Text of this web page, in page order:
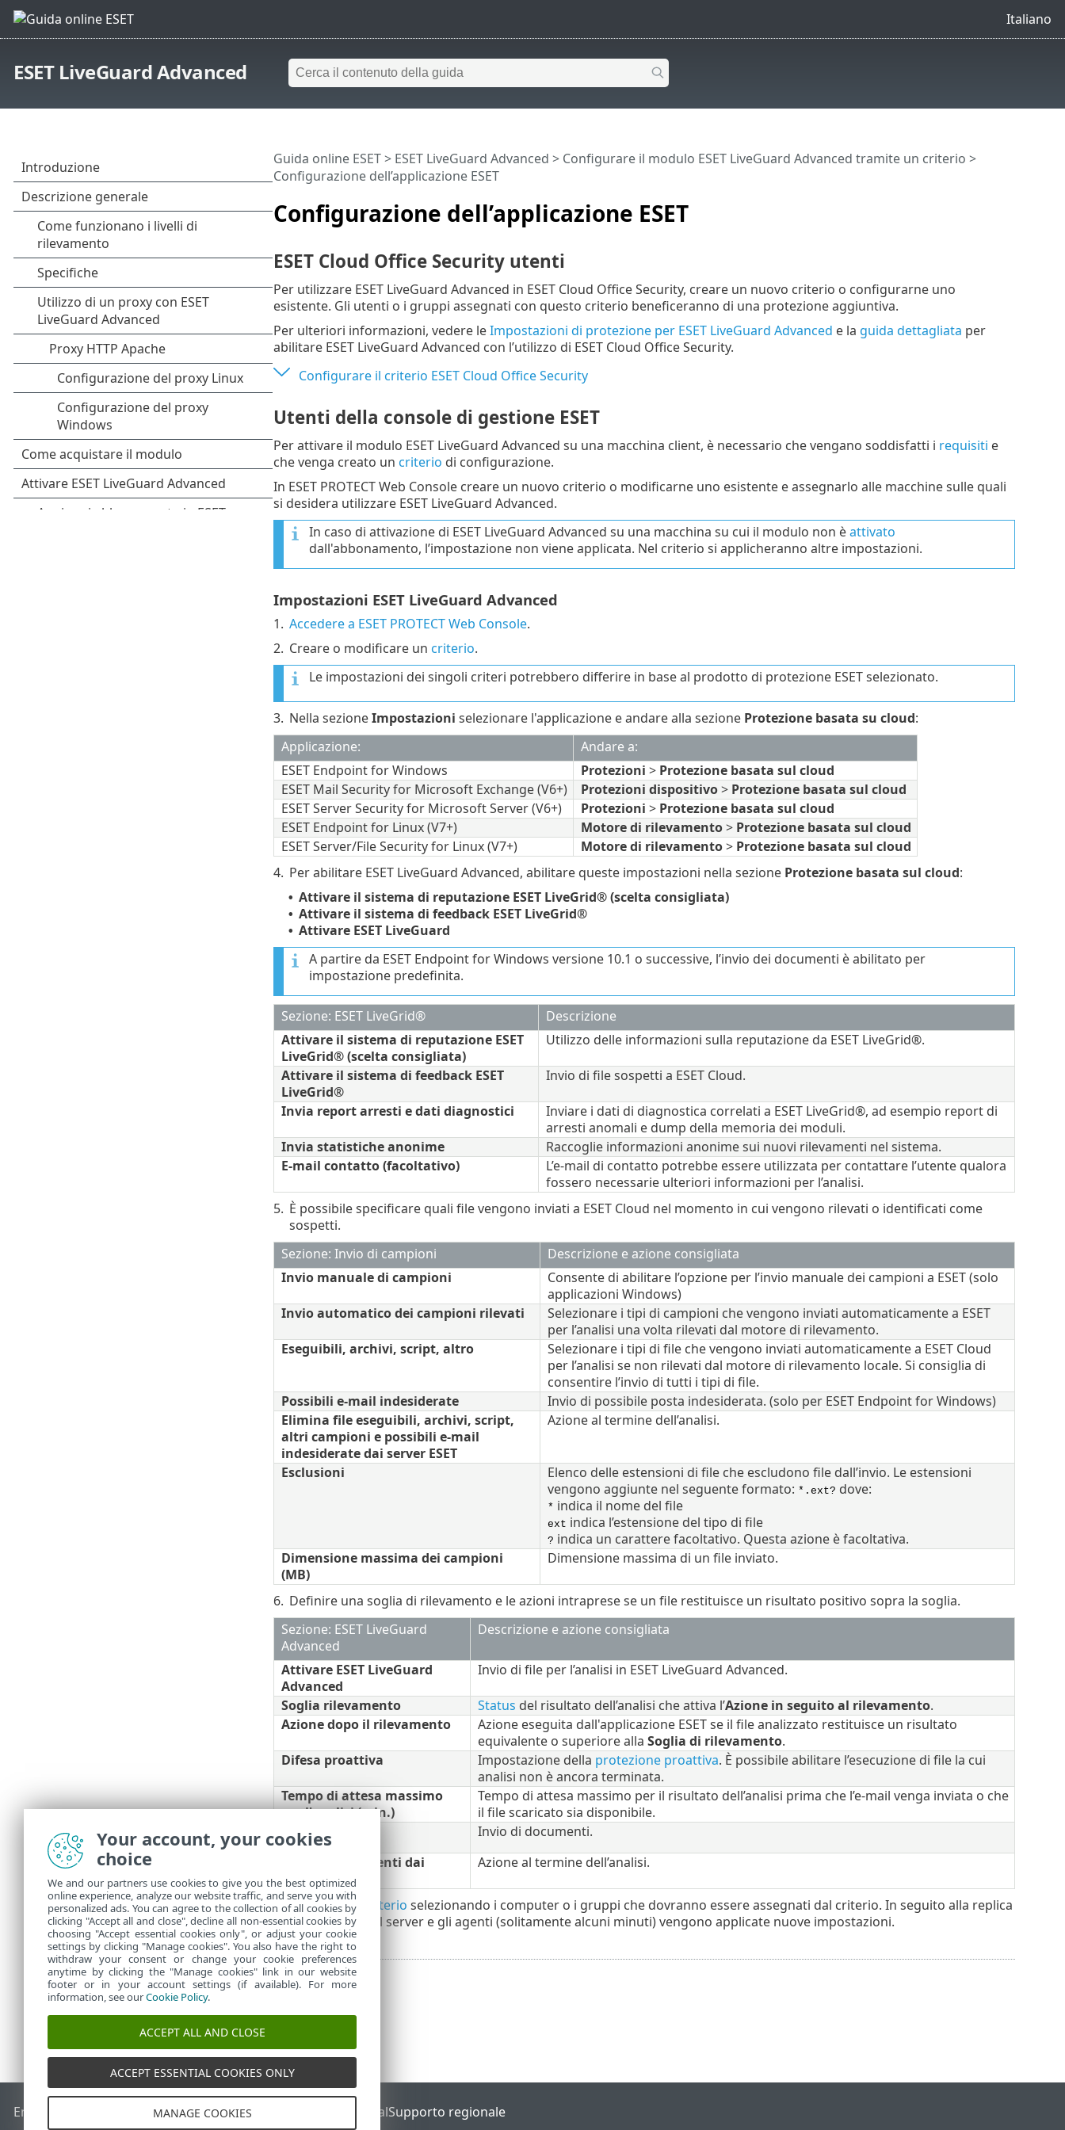
Italiano
ESET LiveGuard Advanced
Configurazione dell’applicazione ESET
Guida online ESET> ESET LiveGuard Advanced > Configurare il modulo ESET LiveGuard Advanced tramite un criterio >
Configurazione dell’applicazione ESET
ESET Cloud Office Security utenti
Per utilizzare ESET LiveGuard Advanced in ESET Cloud Office Security, creare un nuovo criterio o configurarne uno
esistente. Gli utenti o i gruppi assegnati con questo criterio beneficeranno di una protezione aggiuntiva.
Per ulteriori informazioni, vedere leImpostazioni di protezione per ESET LiveGuard Advanced e la guida dettagliata per
abilitare ESET LiveGuard Advanced con l’utilizzo di ESET Cloud Office Security.
Configurare il criterio ESET Cloud Office Security
Utenti della console di gestione ESET
Per attivare il modulo ESET LiveGuard Advanced su una macchina client, è necessario che vengano soddisfatti i requisiti e
che venga creato un criterio di configurazione.
In ESET PROTECT Web Console creare un nuovo criterio o modificarne uno esistente e assegnarlo alle macchine sulle quali
si desidera utilizzare ESET LiveGuard Advanced.
In caso di attivazione di ESET LiveGuard Advanced su una macchina su cui il modulo non èattivato
dall'abbonamento, l’impostazione non viene applicata. Nel criterio si applicheranno altre impostazioni.
Impostazioni ESET LiveGuard Advanced
1. Accedere a ESET PROTECT Web Console.
2. Creare o modificare un criterio.
Le impostazioni dei singoli criteri potrebbero differire in base al prodotto di protezione ESET selezionato.
3. Nella sezioneImpostazioni selezionare l'applicazione e andare alla sezione Protezione basata su cloud:
Applicazione:
Andare a:
ESET Endpoint for Windows
Protezioni > Protezione basata sul cloud
ESET Mail Security for Microsoft Exchange (V6+)
Protezioni dispositivo> Protezione basata sul cloud
ESET Server Security for Microsoft Server (V6+)
Protezioni > Protezione basata sul cloud
ESET Endpoint for Linux (V7+)
Motore di rilevamento> Protezione basata sul cloud
ESET Server/File Security for Linux (V7+)
Motore di rilevamento> Protezione basata sul cloud
4. Per abilitare ESET LiveGuard Advanced, abilitare queste impostazioni nella sezione Protezione basata sul cloud:
• Attivare il sistema di reputazione ESET LiveGrid® (scelta consigliata)
• Attivare il sistema di feedback ESET LiveGrid®
• Attivare ESET LiveGuard
A partire da ESET Endpoint for Windows versione 10.1 o successive, l’invio dei documenti è abilitato per
impostazione predefinita.
Sezione: ESET LiveGrid®
Descrizione
Attivare il sistema di reputazione ESET
LiveGrid® (scelta consigliata)
Utilizzo delle informazioni sulla reputazione da ESET LiveGrid®.
Attivare il sistema di feedback ESET
LiveGrid®
Invio di file sospetti a ESET Cloud.
Invia report arresti e dati diagnostici
Inviare i dati di diagnostica correlati a ESET LiveGrid®, ad esempio report di
arresti anomali e dump della memoria dei moduli.
Invia statistiche anonime
Raccoglie informazioni anonime sui nuovi rilevamenti nel sistema.
E-mail contatto (facoltativo)
L’e-mail di contatto potrebbe essere utilizzata per contattare l’utente qualora
fossero necessarie ulteriori informazioni per l’analisi.
5. È possibile specificare quali file vengono inviati a ESET Cloud nel momento in cui vengono rilevati o identificati come
sospetti.
Sezione: Invio di campioni
Descrizione e azione consigliata
Invio manuale di campioni
Consente di abilitare l’opzione per l’invio manuale dei campioni a ESET (solo
applicazioni Windows)
Invio automatico dei campioni rilevati
Selezionare i tipi di campioni che vengono inviati automaticamente a ESET
per l’analisi una volta rilevati dal motore di rilevamento.
Eseguibili, archivi, script, altro
Selezionare i tipi di file che vengono inviati automaticamente a ESET Cloud
per l’analisi se non rilevati dal motore di rilevamento locale. Si consiglia di
consentire l’invio di tutti i tipi di file.
Possibili e-mail indesiderate
Invio di possibile posta indesiderata. (solo per ESET Endpoint for Windows)
Elimina file eseguibili, archivi, script,
altri campioni e possibili e-mail
indesiderate dai server ESET
Azione al termine dell’analisi.
Esclusioni
Elenco delle estensioni di file che escludono file dall’invio. Le estensioni
vengono aggiunte nel seguente formato: *.ext? dove:
* indica il nome del file
ext indica l’estensione del tipo di file
? indica un carattere facoltativo. Questa azione è facoltativa.
Dimensione massima dei campioni
(MB)
Dimensione massima di un file inviato.
6. Definire una soglia di rilevamento e le azioni intraprese se un file restituisce un risultato positivo sopra la soglia.
Sezione: ESET LiveGuard
Advanced
Descrizione e azione consigliata
Attivare ESET LiveGuard
Advanced
Invio di file per l’analisi in ESET LiveGuard Advanced.
Soglia rilevamento Status del risultato dell’analisi che attiva l’Azione in seguito al rilevamento.
Azione dopo il rilevamento
Azione eseguita dall'applicazione ESET se il file analizzato restituisce un risultato
equivalente o superiore alla Soglia di rilevamento.
Difesa proattiva
Impostazione della protezione proattiva. È possibile abilitare l’esecuzione di file la cui
analisi non è ancora terminata.
Tempo di attesa massimo
per l'analisi (min.)
Tempo di attesa massimo per il risultato dell’analisi prima che l’e-mail venga inviata o che
il file scaricato sia disponibile.
Documenti
Invio di documenti.
Elimina documenti dai
server ESET
Azione al termine dell’analisi.
7. Terminare il criterio selezionando i computer o i gruppi che dovranno essere assegnati dal criterio. In seguito alla replica
successiva tra il server e gli agenti (solitamente alcuni minuti) vengono applicate nuove impostazioni.
End of Life ESET Knowledge BaseForum ESET ESET Status PortalSupporto regionale
Your account, your cookies
choice
We and our partners use cookies to give you the best optimized
online experience, analyze our website traffic, and serve you with
personalized ads. You can agree to the collection of all cookies by
clicking "Accept all and close", decline all non-essential cookies by
choosing "Accept essential cookies only", or adjust your cookie
settings by clicking "Manage cookies". You also have the right to
withdraw your consent or change your cookie preferences
anytime by clicking the "Manage cookies" link in our website
footer or in your account settings (if available). For more
information, see ourCookie Policy.
ACCEPT ALL AND CLOSE
ACCEPT ESSENTIAL COOKIES ONLY
MANAGE COOKIES